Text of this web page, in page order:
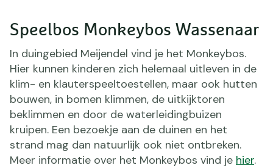
Speelbos Monkeybos Wassenaar
In duingebied Meijendel vind je het Monkeybos.
Hier kunnen kinderen zich helemaal uitleven in de
klim- en klauterspeeltoestellen, maar ook hutten
bouwen, in bomen klimmen, de uitkijktoren
beklimmen en door de waterleidingbuizen
kruipen. Een bezoekje aan de duinen en het
strand mag dan natuurlijk ook niet ontbreken.
Meer informatie over het Monkeybos vind je hier.